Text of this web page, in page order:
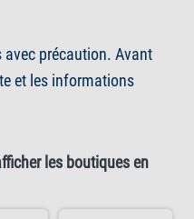
précaution. Avant
et les informations
les boutiques en